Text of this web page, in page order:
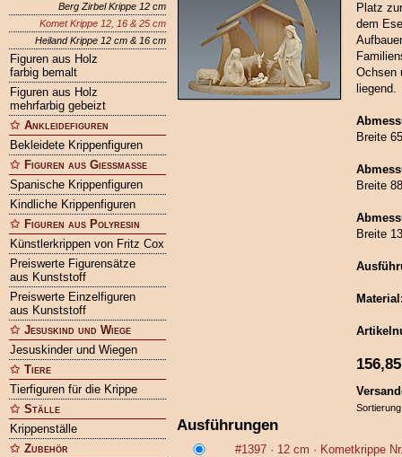
Berg Zirbel Krippe 12 cm
Komet Krippe 12, 16 & 25 cm
Heiland Krippe 12 cm & 16 cm
Figuren aus Holz
farbig bemalt
Figuren aus Holz
mehrfarbig gebeizt
Ankleidefiguren
Bekleidete Krippenfiguren
Figuren aus Gießmasse
Spanische Krippenfiguren
Kindliche Krippenfiguren
Figuren aus Polyresin
Künstlerkrippen von Fritz Cox
Preiswerte Figurensätze
aus Kunststoff
Preiswerte Einzelfiguren
aus Kunststoff
Jesuskind und Wiege
Jesuskinder und Wiegen
Tiere
Tierfiguren für die Krippe
Ställe
Krippenställe
Zubehör
Platz
dem
Ochsen
liegend.
Breite
Breite
Breite
156,85
Ausführungen
#1397 · 12 cm · Kometkrippe